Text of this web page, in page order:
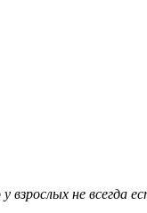
не всегда